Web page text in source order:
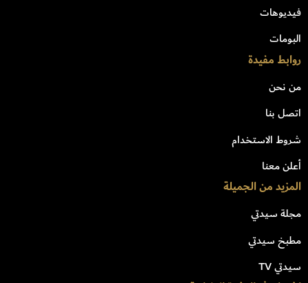
فيديوهات
البومات
روابط مفيدة
من نحن
اتصل بنا
شروط الاستخدام
أعلن معنا
المزيد من الجميلة
مجلة سيدتي
مطبخ سيدتي
سيدتي TV